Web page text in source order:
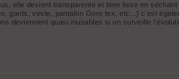
elle devient transparente et bien lisse en
gants, veste, pantalon Gore tex, etc...) c'est
deviennent quasi inusables si on surveille